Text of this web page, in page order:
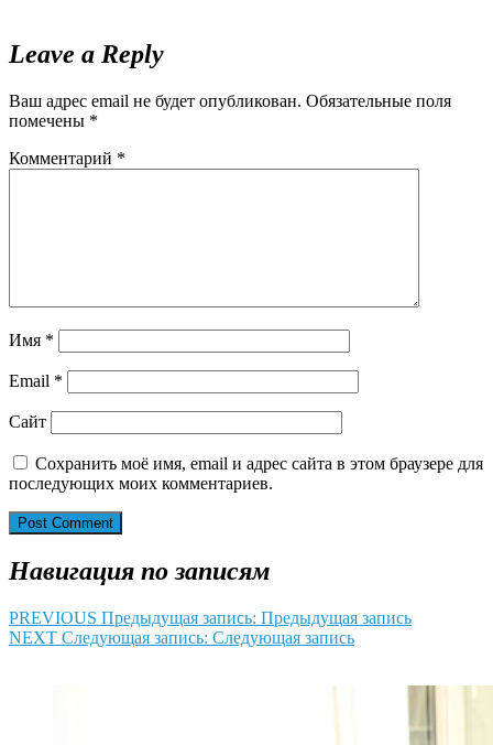
Leave a Reply
Ваш адрес email не будет опубликован. Обязательные поля
помечены *
Комментарий *
Имя *
Email *
Сайт
Сохранить моё имя, email и адрес сайта в этом браузере для
последующих моих комментариев.
Навигация по записям
PREVIOUS Предыдущая запись: Предыдущая запись
NEXT Следующая запись: Следующая запись